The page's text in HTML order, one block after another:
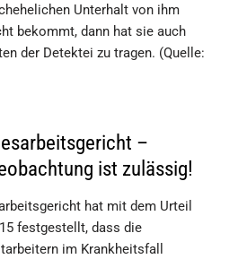
Unterhalt von ihm
bekommt, dann hat sie auch
der Detektei zu tragen. (Quelle:
–
ist zulässig!
hat mit dem Urteil
festgestellt, dass die
im Krankheitsfall